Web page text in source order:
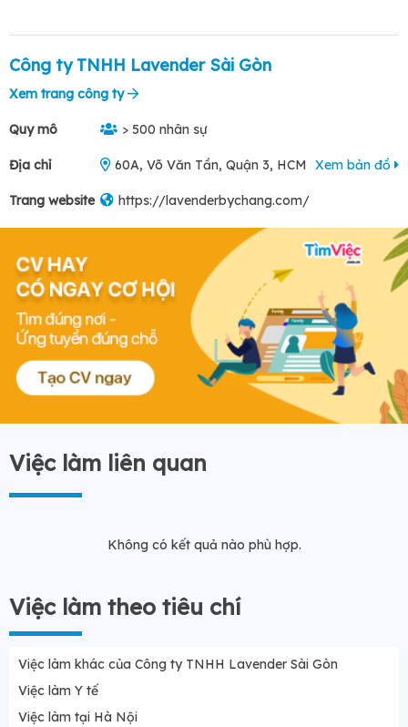
Công ty TNHH Lavender Sài Gòn
Xem trang công ty
Quy mô > 500 nhân sự
Địa chỉ 60A, Võ Văn Tần, Quận 3, HCM Xem bản đồ
Trang website https://lavenderbychang.com/
Việc làm liên quan
Không có kết quả nào phù hợp.
Việc làm theo tiêu chí
Việc làm khác của Công ty TNHH Lavender Sài Gòn
Việc làm Y tế
Việc làm tại Hà Nội